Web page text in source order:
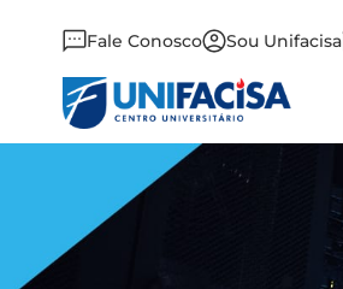
Fale Conosco Sou Unifacisa